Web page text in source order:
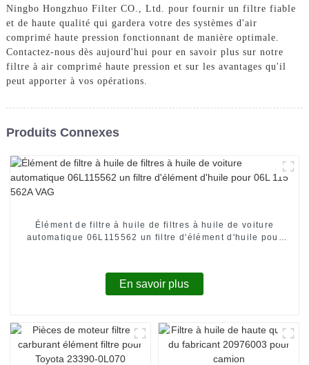
Ningbo Hongzhuo Filter CO., Ltd. pour fournir un filtre fiable
et de haute qualité qui gardera votre des systèmes d'air
comprimé haute pression fonctionnant de manière optimale.
Contactez-nous dès aujourd'hui pour en savoir plus sur notre
filtre à air comprimé haute pression et sur les avantages qu'il
peut apporter à vos opérations.
Produits Connexes
Élément de filtre à huile de filtres à huile de voiture
automatique 06L115562 un filtre d'élément d'huile pour
En savoir plus